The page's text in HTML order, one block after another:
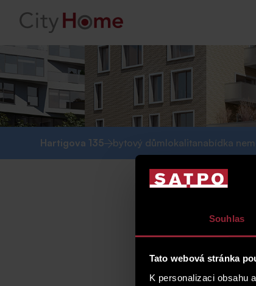
Souhlas
Tato webová stránka
K personalizaci obsahu
Hartigova 135 bytový důmlokalitanabídka